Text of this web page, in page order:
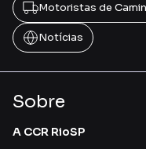
Motoristas de
Notícias
Sobre
A CCR RioSP